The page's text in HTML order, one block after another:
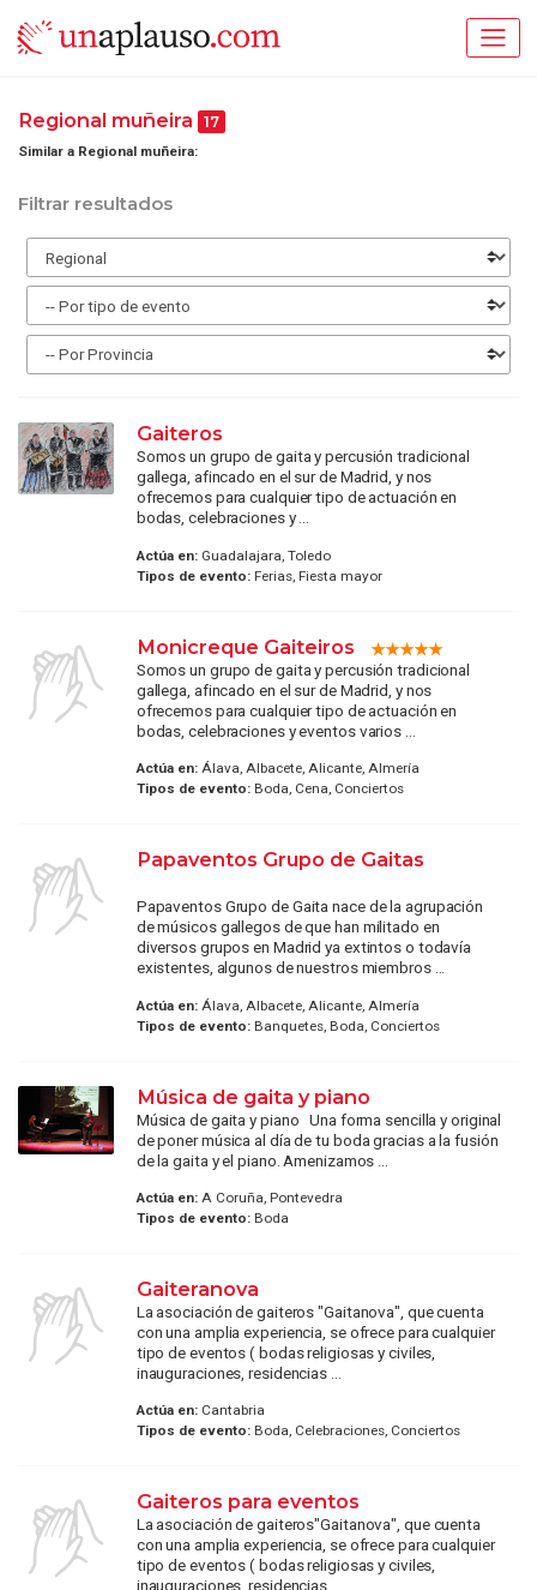
Regional muñeira 17
Similar a Regional muñeira:
Filtrar resultados
Gaiteros
Somos un grupo de gaita y percusión tradicional
gallega, afincado en el sur de Madrid, y nos
ofrecemos para cualquier tipo de actuación en
bodas, celebraciones y ...
Actúa en:Guadalajara, Toledo
Tipos de evento:Ferias, Fiesta mayor
Monicreque Gaiteiros
Somos un grupo de gaita y percusión tradicional
gallega, afincado en el sur de Madrid, y nos
ofrecemos para cualquier tipo de actuación en
bodas, celebraciones y eventos varios ...
Actúa en:Álava, Albacete, Alicante, Almería
Tipos de evento:Boda, Cena, Conciertos
Papaventos Grupo de Gaitas
Papaventos Grupo de Gaita nace de la agrupación
de músicos gallegos de que han militado en
diversos grupos en Madrid ya extintos o todavía
existentes, algunos de nuestros miembros ...
Actúa en:Álava, Albacete, Alicante, Almería
Tipos de evento:Banquetes, Boda, Conciertos
Música de gaita y piano
Música de gaita y piano Una forma sencilla y original
de poner música al día de tu boda gracias a la fusión
de la gaita y el piano. Amenizamos ...
Actúa en:A Coruña, Pontevedra
Tipos de evento:Boda
Gaiteranova
La asociación de gaiteros "Gaitanova", que cuenta
con una amplia experiencia, se ofrece para cualquier
tipo de eventos ( bodas religiosas y civiles,
inauguraciones, residencias ...
Actúa en:Cantabria
Tipos de evento:Boda, Celebraciones, Conciertos
Gaiteros para eventos
La asociación de gaiteros"Gaitanova", que cuenta
con una amplia experiencia, se ofrece para cualquier
tipo de eventos ( bodas religiosas y civiles,
inauguraciones, residencias ...